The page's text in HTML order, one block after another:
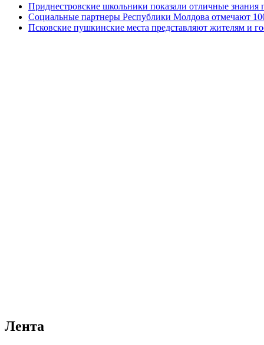
Приднестровские школьники показали отличные знания
Социальные партнеры Республики Молдова отмечают
Псковские пушкинские места представляют жителям и
Лента